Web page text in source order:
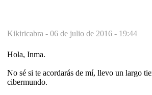
Kikiricabra - 06 de julio de 2016 - 19:44
Hola, Inma.
No sé si te acordarás de mí, llevo un largo
cibermundo.